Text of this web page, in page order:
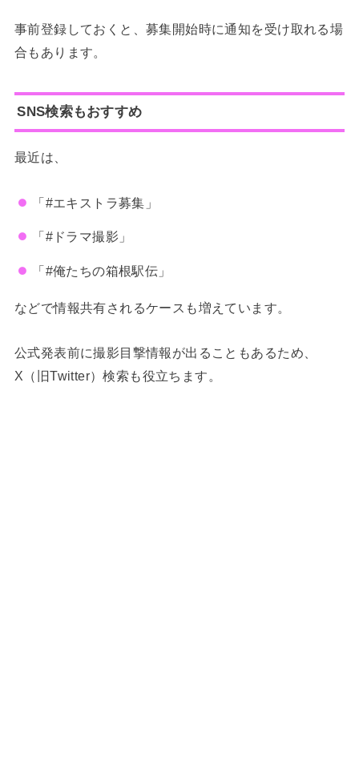
事前登録しておくと、募集開始時に通知を受け取れる場
合もあります。
SNS検索もおすすめ
最近は、
「#エキストラ募集」
「#ドラマ撮影」
「#俺たちの箱根駅伝」
などで情報共有されるケースも増えています。
公式発表前に撮影目撃情報が出ることもあるため、
X（旧Twitter）検索も役立ちます。